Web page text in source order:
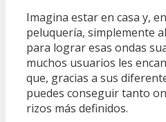
Imagina estar en casa y,
peluquería, simplemente
para lograr esas ondas
muchos usuarios les
que, gracias a sus
puedes conseguir tanto
rizos más definidos.